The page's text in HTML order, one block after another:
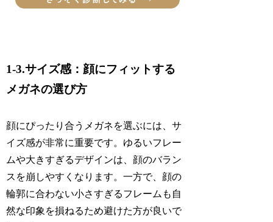
1-3.サイズ感：顔にフィットする
メガネの選び方
顔にぴったり合うメガネを選ぶには、サ
イズ感が非常に重要です。ゆるいフレー
ムや大きすぎるデザインは、顔のバラン
スを崩しやすくなります。一方で、顔の
輪郭に合わない小さすぎるフレームも自
然な印象を損ねるため避けた方が良いで